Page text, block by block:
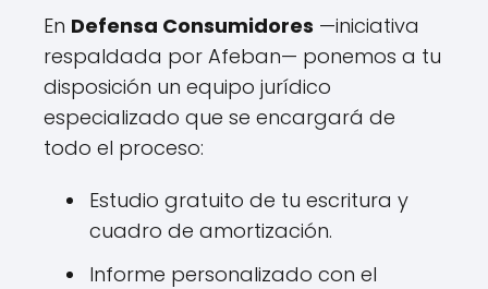
En Defensa Consumidores —iniciativa
respaldada por Afeban— ponemos a tu
disposición un equipo jurídico
especializado que se encargará de
todo el proceso:
Estudio gratuito de tu escritura y
cuadro de amortización.
Informe personalizado con el